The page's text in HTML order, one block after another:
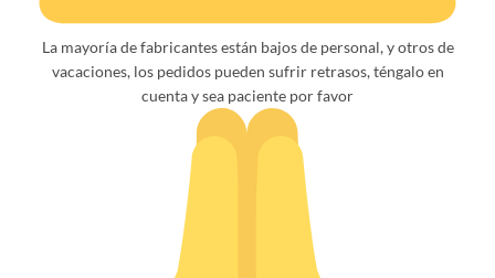
La mayoría de fabricantes están bajos de personal, y otros de
vacaciones, los pedidos pueden sufrir retrasos, téngalo en
cuenta y sea paciente por favor